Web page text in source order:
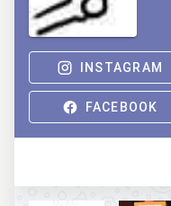
INSTAGRAM
FACEBOOK